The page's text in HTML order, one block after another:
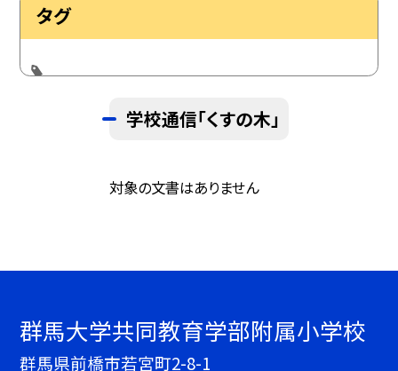
タグ
学校通信「くすの木」
対象の文書はありません
群馬大学共同教育学部附属小学校
群馬県前橋市若宮町2-8-1